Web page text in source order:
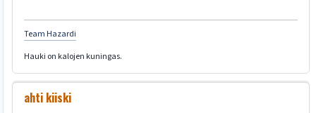
Team Hazardi
Hauki on kalojen kuningas.
ahti kiiski